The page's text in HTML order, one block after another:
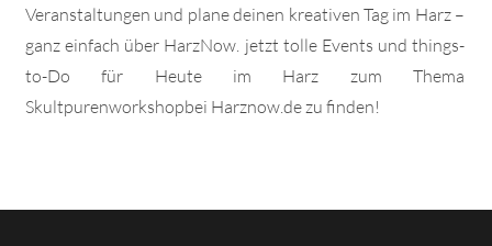
Veranstaltungen und plane deinen kreativen Tag im Harz –
ganz einfach über HarzNow. jetzt tolle Events und things-
to-Do für Heute im Harz zum Thema
Skultpurenworkshopbei Harznow.de zu finden!